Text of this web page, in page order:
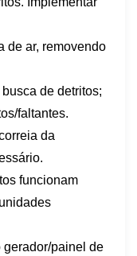
de ar, removendo
de detritos;
faltantes.
da
funcionam
gerador/painel de